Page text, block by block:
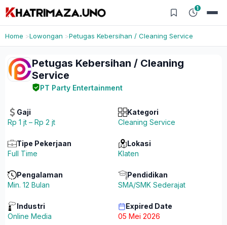
1
Home Lowongan Petugas Kebersihan / Cleaning Service
Petugas Kebersihan / Cleaning
Service
PT Party Entertainment
Gaji
Rp 1 jt – Rp 2 jt
Kategori
Cleaning Service
Tipe Pekerjaan
Full Time
Lokasi
Klaten
Pengalaman
Min. 12 Bulan
Pendidikan
SMA/SMK Sederajat
Industri
Online Media
Expired Date
05 Mei 2026